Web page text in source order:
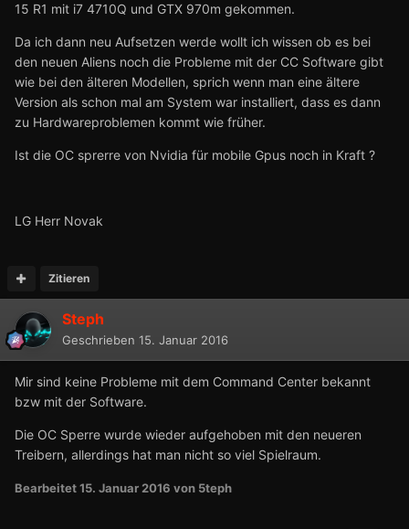
15 R1 mit i7 4710Q und GTX 970m gekommen.
Da ich dann neu Aufsetzen werde wollt ich wissen ob es bei
den neuen Aliens noch die Probleme mit der CC Software gibt
wie bei den älteren Modellen, sprich wenn man eine ältere
Version als schon mal am System war installiert, dass es dann
zu Hardwareproblemen kommt wie früher.
Ist die OC sprerre von Nvidia für mobile Gpus noch in Kraft ?
LG Herr Novak
Zitieren
Steph
Geschrieben 15. Januar 2016
Mir sind keine Probleme mit dem Command Center bekannt
bzw mit der Software.
Die OC Sperre wurde wieder aufgehoben mit den neueren
Treibern, allerdings hat man nicht so viel Spielraum.
Bearbeitet15. Januar 2016 von 5teph